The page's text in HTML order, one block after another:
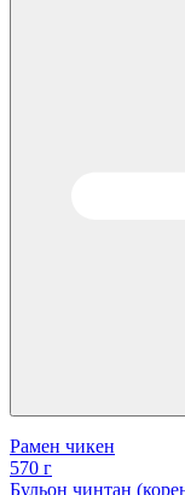
Рамен чикен
570 г
Бульон чинтан